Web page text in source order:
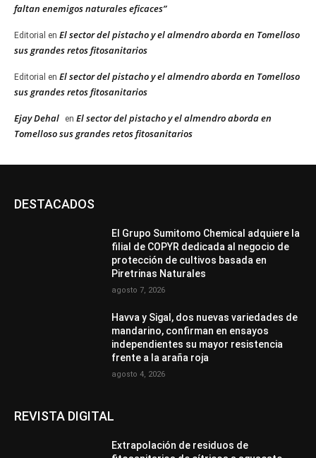
faltan enemigos naturales eficaces”
Editorial en El sector del pistacho y el almendro aborda en Tomelloso
sus grandes retos fitosanitarios
Editorial en El sector del pistacho y el almendro aborda en Tomelloso
sus grandes retos fitosanitarios
Ejay Dehal en El sector del pistacho y el almendro aborda en
Tomelloso sus grandes retos fitosanitarios
DESTACADOS
El Grupo Sumitomo Chemical adquiere la
filial de COPYR dedicada al negocio de
protección de cultivos basada en
Piretrinas Naturales
agosto 7, 2026
Havva y Sigal, dos nuevas variedades de
mandarino, confirman en ensayos
independientes su mayor resistencia
frente a la araña roja
agosto 4, 2026
REVISTA DIGITAL
Extrapolación de residuos de